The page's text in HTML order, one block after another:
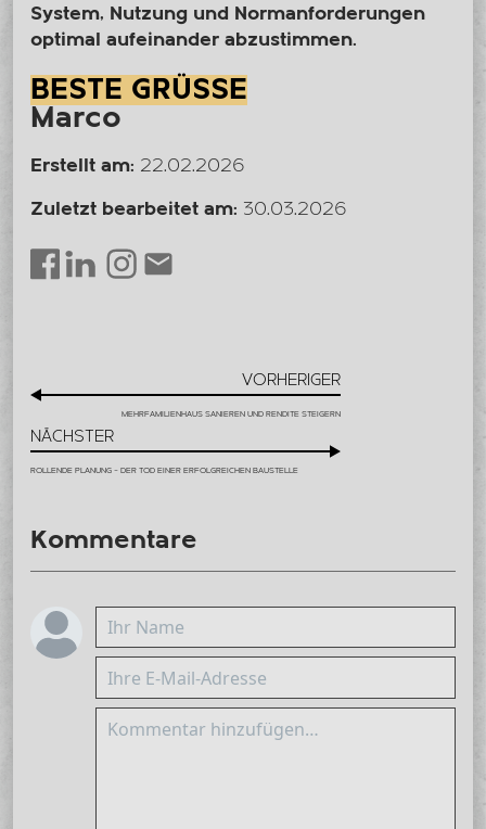
System, Nutzung und Normanforderungen
optimal aufeinander abzustimmen.
BESTE GRÜSSE
Marco
Erstellt am: 22.02.2026
Zuletzt bearbeitet am: 30.03.2026
Facebook
LinkedInInstagramEnvelope
VORHERIGER
MEHRFAMILIENHAUS SANIEREN UND RENDITE STEIGERN
NÄCHSTER
ROLLENDE PLANUNG – DER TOD EINER ERFOLGREICHEN BAUSTELLE
Kommentare